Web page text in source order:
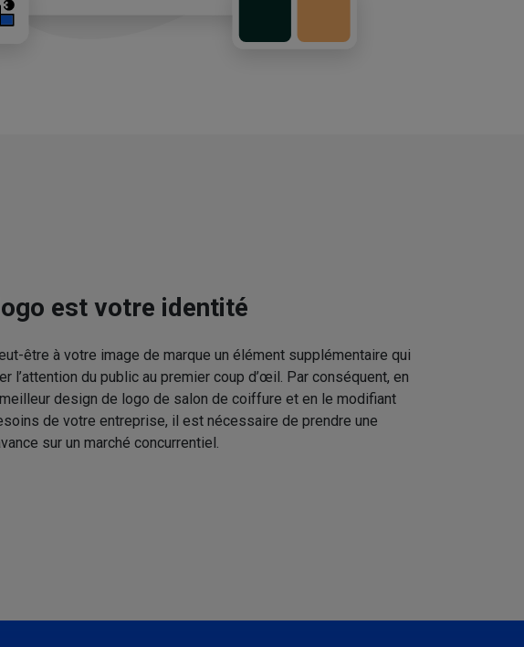
est votre identité
être à votre image de marque un élément supplémentaire qui
l’attention du public au premier coup d’œil. Par conséquent, en
design de logo de salon de coiffure et en le modifiant
de votre entreprise, il est nécessaire de prendre une
sur un marché concurrentiel.